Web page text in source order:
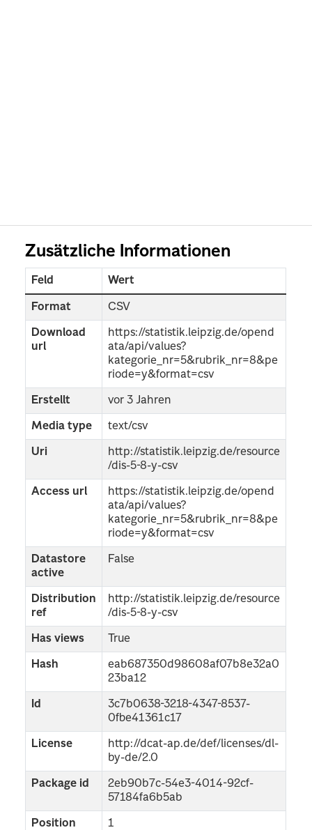
Zusätzliche Informationen
Feld Wert
Format CSV
Download
url
https://statistik.leipzig.de/opend
ata/api/values?
kategorie_nr=5&rubrik_nr=8&pe
riode=y&format=csv
Erstellt vor 3 Jahren
Media type text/csv
Uri
http://statistik.leipzig.de/resource
/dis-5-8-y-csv
Access url
https://statistik.leipzig.de/opend
ata/api/values?
kategorie_nr=5&rubrik_nr=8&pe
riode=y&format=csv
Datastore
active
False
Distribution
ref
http://statistik.leipzig.de/resource
/dis-5-8-y-csv
Has views True
Hash
eab687350d98608af07b8e32a0
23ba12
Id
3c7b0638-3218-4347-8537-
0fbe41361c17
License
http://dcat-ap.de/def/licenses/dl-
by-de/2.0
Package id
2eb90b7c-54e3-4014-92cf-
57184fa6b5ab
Position 1